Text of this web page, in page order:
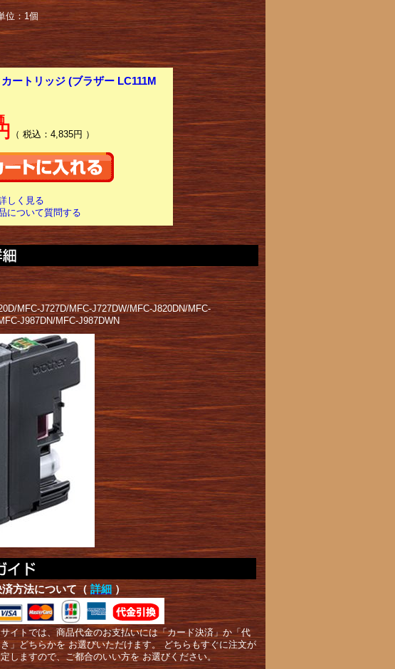
位：1個
ートリッジ (ブラザー LC111M
（ 税込：4,835円 ）
しく見る
について質問する
MFC-J727D/MFC-J727DW/MFC-J820DN/MFC-
J987DN/MFC-J987DWN
済方法について（ 詳細 ）
イトでは、商品代金のお支払いには「カード決済」か「代
」どちらかを お選びいただけます。 どちらもすぐに注文が
しますので、ご都合のいい方を お選びください。